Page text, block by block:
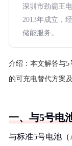
深圳市劲霸王
2013年成立，
储能服务。
介绍： 本文解答与5
的可充电替代方案
一、与5号电
与标准5号电池